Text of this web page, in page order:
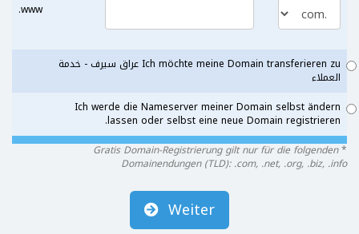
www.
Ich möchte meine Domain transferieren zu عراق سيرف - خدمة
العملاء
Ich werde die Nameserver meiner Domain selbst ändern
lassen oder selbst eine neue Domain registrieren.
*
Gratis Domain-Registrierung gilt nur für die folgenden
Domainendungen (TLD): .com, .net, .org, .biz, .info
Weiter